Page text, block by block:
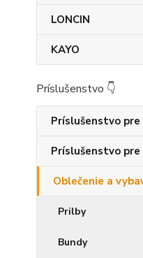
LONCIN
KAYO
Príslušenstvo 👇
Príslušenstvo
Príslušenstvo
Oblečenie a
Prilby
Bundy